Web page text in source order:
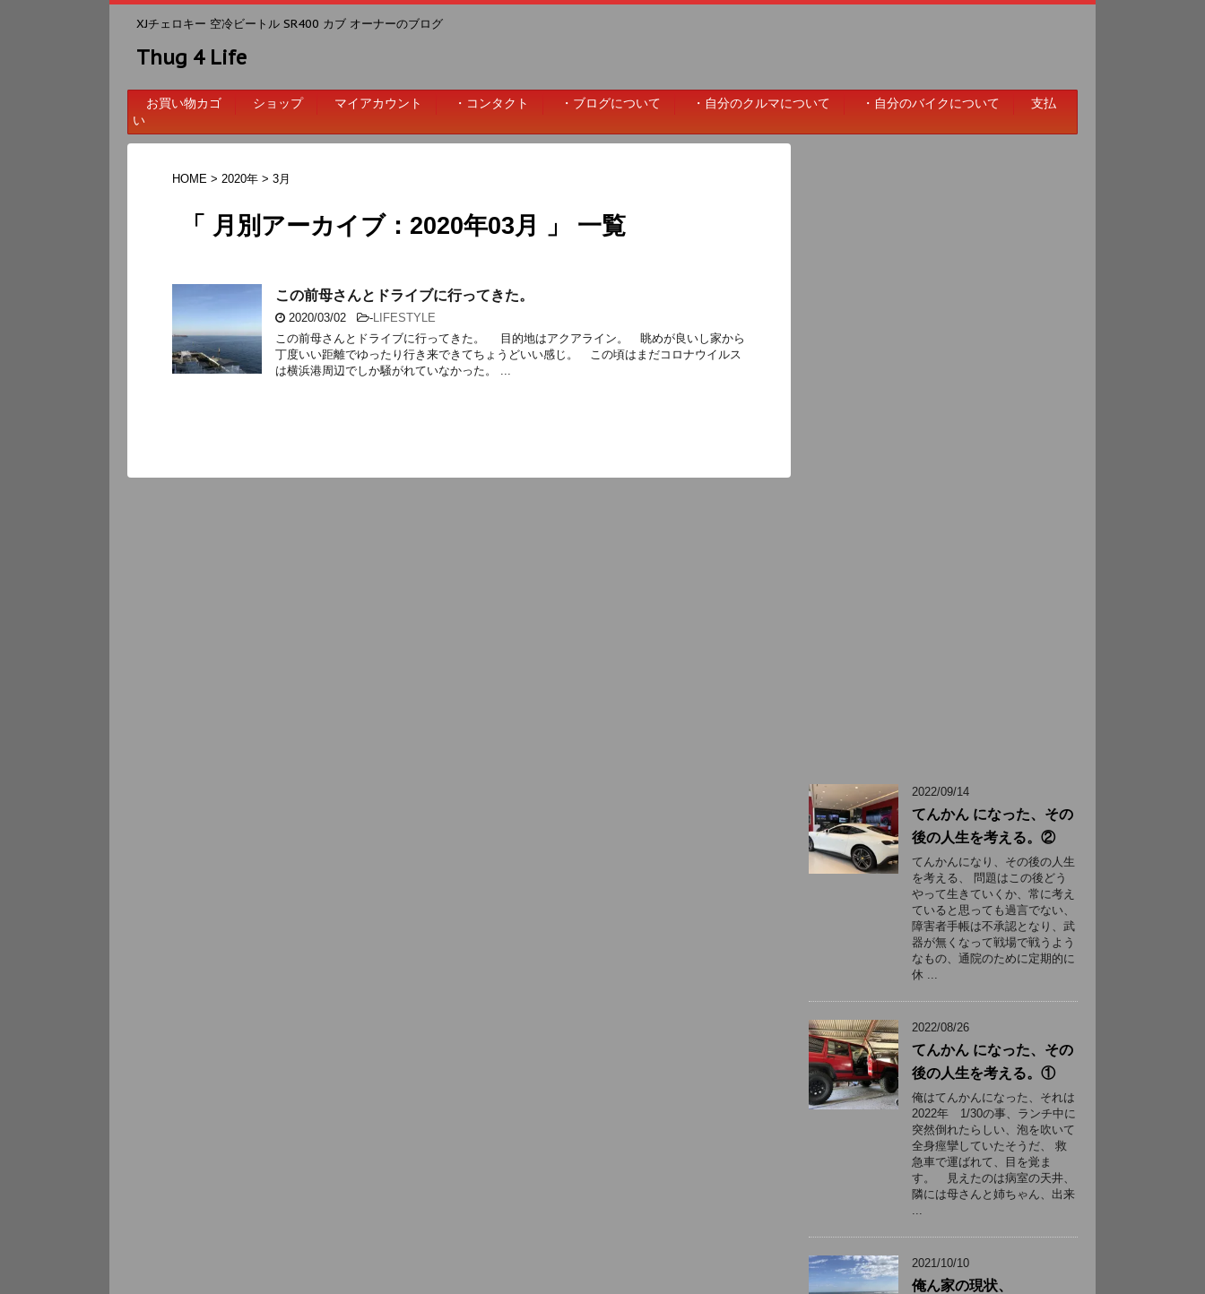
XJチェロキー 空冷ビートル SR400 カブ オーナーのブログ
Thug 4 Life
お買い物カゴ ショップ マイアカウント ・コンタクト ・ブログについて ・自分のクルマについて ・自分のバイクについて
支払
い
HOME > 2020年 > 3月
「 月別アーカイブ：2020年03月 」 一覧
この前母さんとドライブに行ってきた。
2020/03/02 -LIFESTYLE
この前母さんとドライブに行ってきた。 目的地はアクアライン。 眺めが良いし家から
丁度いい距離でゆったり行き来できてちょうどいい感じ。 この頃はまだコロナウイルス
は横浜港周辺でしか騒がれていなかった。 ...
2022/09/14
てんかん になった、その
後の人生を考える。②
てんかんになり、その後の人生
を考える、 問題はこの後どう
やって生きていくか、常に考え
ていると思っても過言でない、
障害者手帳は不承認となり、武
器が無くなって戦場で戦うよう
なもの、通院のために定期的に
休 ...
2022/08/26
てんかん になった、その
後の人生を考える。①
俺はてんかんになった、それは
2022年 1/30の事、ランチ中に
突然倒れたらしい、泡を吹いて
全身痙攣していたそうだ、 救
急車で運ばれて、目を覚ま
す。 見えたのは病室の天井、
隣には母さんと姉ちゃん、出来
...
2021/10/10
俺ん家の現状、